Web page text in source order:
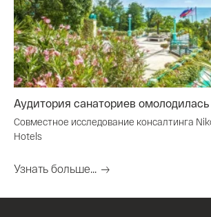
Аудитория санаториев омолодилась
Совместное исследование консалтинга
Hotels
Узнать больше...